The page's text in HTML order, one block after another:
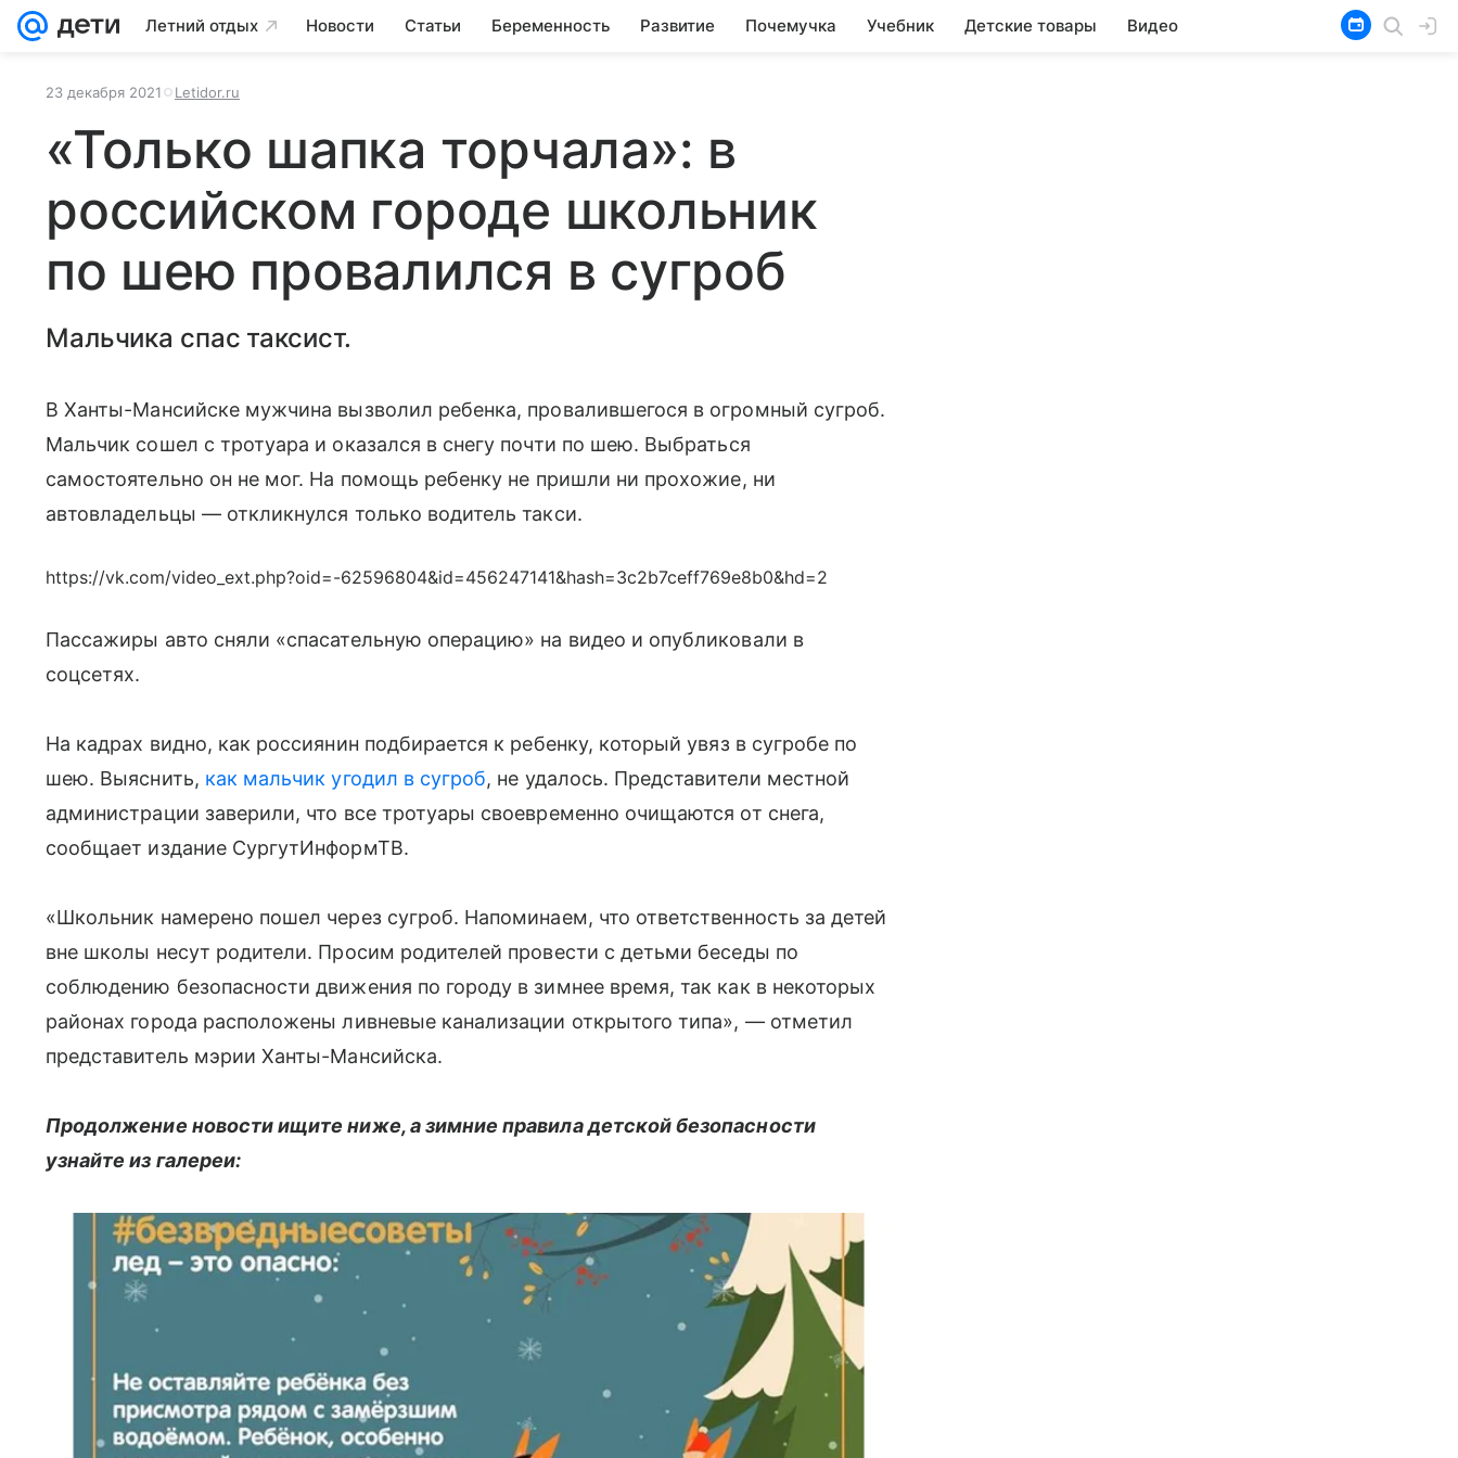
Летний отдых Новости Статьи Беременность Развитие Почемучка Учебник Детские товары Видео
23 декабря 2021 Letidor.ru
«Только шапка торчала»: в
российском городе школьник
по шею провалился в сугроб
Мальчика спас таксист.
В Ханты-Мансийске мужчина вызволил ребенка, провалившегося в огромный сугроб.
Мальчик сошел с тротуара и оказался в снегу почти по шею. Выбраться
самостоятельно он не мог. На помощь ребенку не пришли ни прохожие, ни
автовладельцы — откликнулся только водитель такси.
https://vk.com/video_ext.php?oid=-62596804&id=456247141&hash=3c2b7ceff769e8b0&hd=2
Пассажиры авто сняли «спасательную операцию» на видео и опубликовали в
соцсетях.
На кадрах видно, как россиянин подбирается к ребенку, который увяз в сугробе по
шею. Выяснить, как мальчик угодил в сугроб, не удалось. Представители местной
администрации заверили, что все тротуары своевременно очищаются от снега,
сообщает издание СургутИнформТВ.
«Школьник намерено пошел через сугроб. Напоминаем, что ответственность за детей
вне школы несут родители. Просим родителей провести с детьми беседы по
соблюдению безопасности движения по городу в зимнее время, так как в некоторых
районах города расположены ливневые канализации открытого типа», — отметил
представитель мэрии Ханты-Мансийска.
Продолжение новости ищите ниже, а зимние правила детской безопасности
узнайте из галереи: